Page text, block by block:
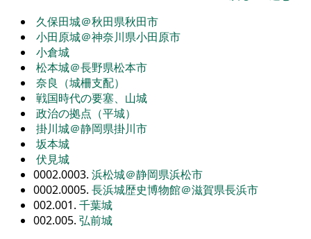
久保田城＠秋田県秋田市
小田原城＠神奈川県小田原市
小倉城
松本城＠長野県松本市
奈良（城柵支配）
戦国時代の要塞、山城
政治の拠点（平城）
掛川城＠静岡県掛川市
坂本城
伏見城
0002.0003. 浜松城＠静岡県浜松市
0002.0005. 長浜城歴史博物館＠滋賀県長浜市
002.001. 千葉城
002.005. 弘前城